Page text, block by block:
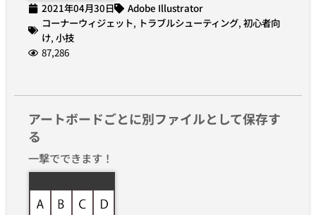
2021年04月30日
Adobe Illustrator
コーナーウィジェット, トラブルシューティング, 初心者向
け, 小技
87,286
アートボードごとに別ファイルとして保存す
る
一撃でできます！